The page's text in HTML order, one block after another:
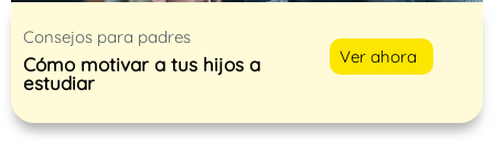
Consejos para padres
Cómo motivar a tus hijos a
estudiar
Ver ahora